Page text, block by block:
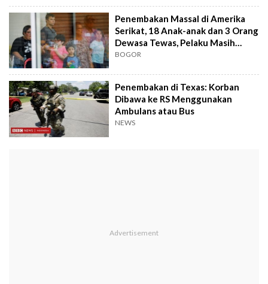
Penembakan Massal di Amerika
Serikat, 18 Anak-anak dan 3 Orang
Dewasa Tewas, Pelaku Masih
Berusia Belasan Tahun
BOGOR
Penembakan di Texas: Korban
Dibawa ke RS Menggunakan
Ambulans atau Bus
NEWS